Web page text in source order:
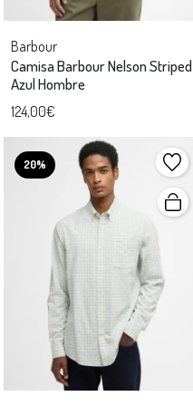
Barbour
Camisa Barbour Nelson Striped
Azul Hombre
124,00€
20%